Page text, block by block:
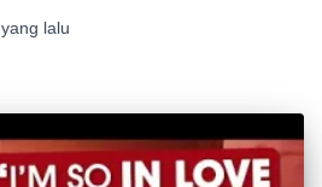
yang lalu